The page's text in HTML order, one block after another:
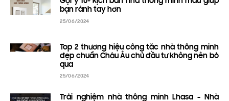
bạn rảnh tay hơn
25/06/2024
Top 2 thương hiệu công tắc nhà thông minh
đẹp chuẩn Châu Âu chủ đầu tư không nên bỏ
qua
25/06/2024
Trải nghiệm nhà thông minh Lhasa - Nhà